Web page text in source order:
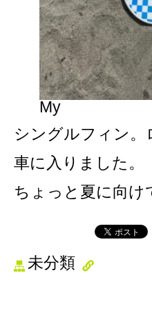
My
シングルフィン
車に入りました。
ちょっと夏に向け
未分類